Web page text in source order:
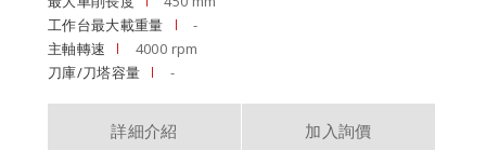
工作台最大載重量
-
主軸轉速
4000 rpm
刀庫/刀塔容量
-
詳細介紹 加入詢價